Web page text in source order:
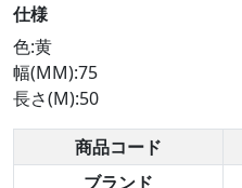
仕様
色:黄
幅(MM):75
長さ(M):50
商品コード
ブランド